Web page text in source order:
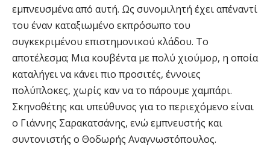
εμπνευσμένα από αυτή. Ως συνομιλητή έχει απέναντί
του έναν καταξιωμένο εκπρόσωπο του
συγκεκριμένου επιστημονικού κλάδου. Το
αποτέλεσμα; Μια κουβέντα με πολύ χιούμορ, η οποία
καταλήγει να κάνει πιο προσιτές, έννοιες
πολύπλοκες, χωρίς καν να το πάρουμε χαμπάρι.
Σκηνοθέτης και υπεύθυνος για το περιεχόμενο είναι
ο Γιάννης Σαρακατσάνης, ενώ εμπνευστής και
συντονιστής ο Θοδωρής Αναγνωστόπουλος.